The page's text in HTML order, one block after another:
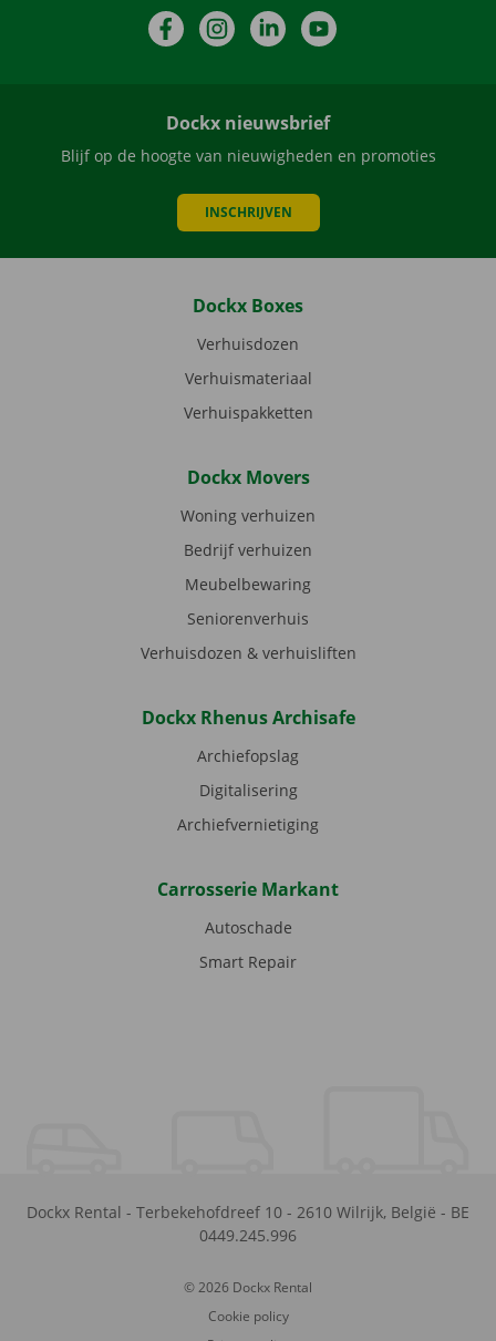
FacebookInstagramLinkedIn
Dockx nieuwsbrief
Blijf op de hoogte van nieuwigheden en promoties
INSCHRIJVEN
Dockx Boxes
Verhuisdozen
Verhuismateriaal
Verhuispakketten
Dockx Movers
Woning verhuizen
Bedrijf verhuizen
Meubelbewaring
Seniorenverhuis
Verhuisdozen & verhuisliften
Dockx Rhenus Archisafe
Archiefopslag
Digitalisering
Archiefvernietiging
Carrosserie Markant
Autoschade
Smart Repair
Dockx Rental - Terbekehofdreef 10 - 2610 Wilrijk, België - BE
0449.245.996
© 2026 Dockx Rental
Cookie policy